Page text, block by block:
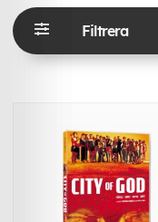
Filtrera